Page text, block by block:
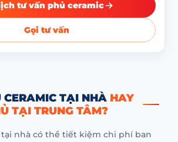
tư vấn phủ ceramic
Gọi tư vấn
CERAMIC TẠI NHÀ HAY
TẠI TRUNG TÂM?
tại nhà có thể tiết kiệm chi phí ban